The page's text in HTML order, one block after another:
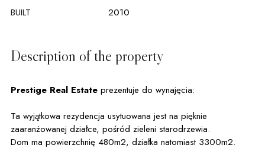
BUILT
2010
Description of the property
Prestige Real Estate prezentuje do wynajęcia:
Ta wyjątkowa rezydencja usytuowana jest na pięknie
zaaranżowanej działce, pośród zieleni starodrzewia.
Dom ma powierzchnię 480m2, działka natomiast 3300m2.